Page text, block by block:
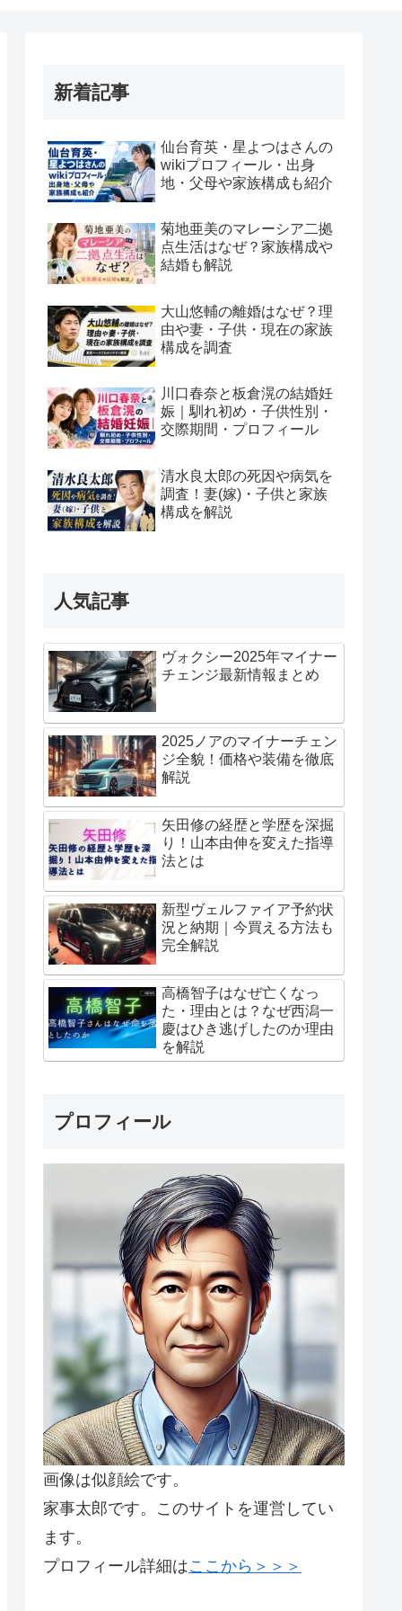
新着記事
仙台育英・星よつはさんの
wikiプロフィール・出身
地・父母や家族構成も紹介
菊地亜美のマレーシア二拠
点生活はなぜ？家族構成や
結婚も解説
大山悠輔の離婚はなぜ？理
由や妻・子供・現在の家族
構成を調査
川口春奈と板倉滉の結婚妊
娠｜馴れ初め・子供性別・
交際期間・プロフィール
清水良太郎の死因や病気を
調査！妻(嫁)・子供と家族
構成を解説
人気記事
ヴォクシー2025年マイナー
チェンジ最新情報まとめ
2025ノアのマイナーチェン
ジ全貌！価格や装備を徹底
解説
矢田修の経歴と学歴を深掘
り！山本由伸を変えた指導
法とは
新型ヴェルファイア予約状
況と納期｜今買える方法も
完全解説
高橋智子はなぜ亡くなっ
た・理由とは？なぜ西潟一
慶はひき逃げしたのか理由
を解説
プロフィール
画像は似顔絵です。
家事太郎です。このサイトを運営してい
ます。
プロフィール詳細はここから＞＞＞